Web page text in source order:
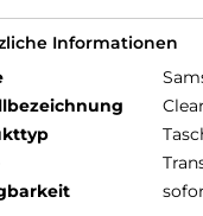
Informationen